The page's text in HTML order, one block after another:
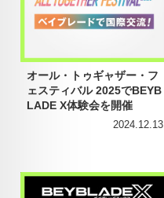
オール・トゥギャザー・フ
ェスティバル 2025でBEYB
LADE X体験会を開催
2024.12.13